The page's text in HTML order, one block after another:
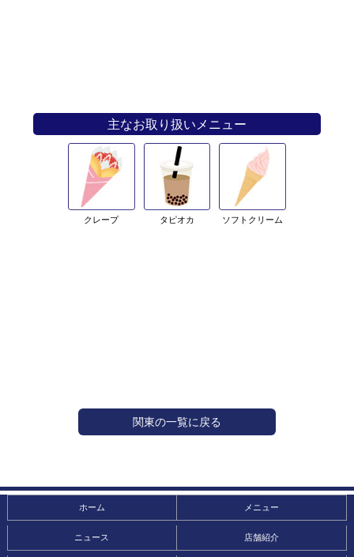
主なお取り扱いメニュー
クレープ タピオカ ソフトクリーム
関東の一覧に戻る
ホーム メニュー
ニュース 店舗紹介